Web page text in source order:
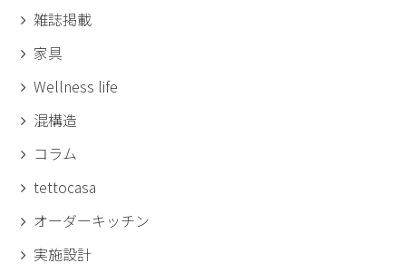
雑誌掲載
家具
Wellness life
混構造
コラム
tettocasa
オーダーキッチン
実施設計